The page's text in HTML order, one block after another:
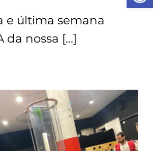
e última semana
da nossa […]